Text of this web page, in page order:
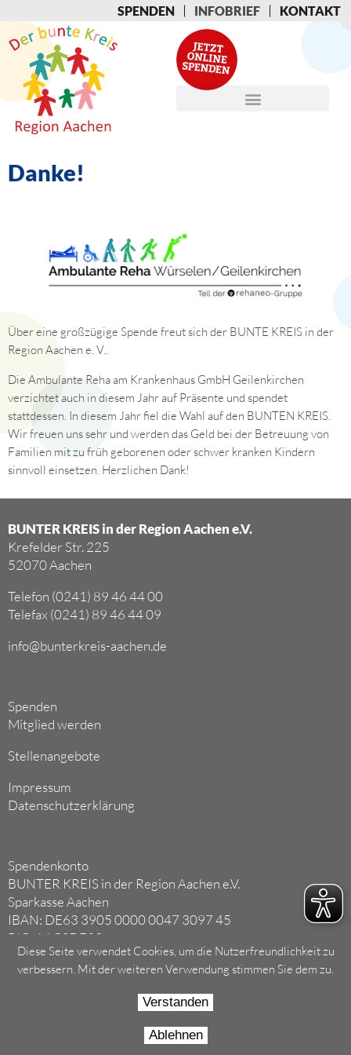
SPENDEN INFOBRIEF KONTAKT
Danke!
Über eine großzügige Spende freut sich der BUNTE KREIS in der
Region Aachen e. V..
Die Ambulante Reha am Krankenhaus GmbH Geilenkirchen
verzichtet auch in diesem Jahr auf Präsente und spendet
stattdessen. In diesem Jahr fiel die Wahl auf den BUNTEN KREIS.
Wir freuen uns sehr und werden das Geld bei der Betreuung von
Familien mit zu früh geborenen oder schwer kranken Kindern
sinnvoll einsetzen. Herzlichen Dank!
BUNTER KREIS in der Region Aachen e.V.
Krefelder Str. 225
52070 Aachen
Telefon (0241) 89 46 44 00
Telefax (0241) 89 46 44 09
info@bunterkreis-aachen.de
Spenden
Mitglied werden
Stellenangebote
Impressum
Datenschutzerklärung
Spendenkonto
BUNTER KREIS in der Region Aachen e.V.
Sparkasse Aachen
IBAN: DE63 3905 0000 0047 3097 45
BIC: AACSDE33
Als gemeinnütziger Verein anerkannt
Diese Seite verwendet Cookies, um die Nutzerfreundlichkeit zu
verbessern. Mit der weiteren Verwendung stimmen Sie dem zu.
Verstanden
Ablehnen